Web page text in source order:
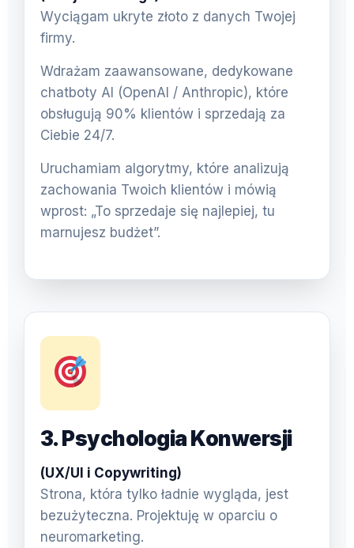
Wyciągam ukryte złoto z danych Twojej
firmy.
Wdrażam zaawansowane, dedykowane
chatboty AI (OpenAI / Anthropic), które
obsługują 90% klientów i sprzedają za
Ciebie 24/7.
Uruchamiam algorytmy, które analizują
zachowania Twoich klientów i mówią
wprost: „To sprzedaje się najlepiej, tu
marnujesz budżet”.
3. Psychologia Konwersji
(UX/UI i Copywriting)
Strona, która tylko ładnie wygląda, jest
bezużyteczna. Projektuję w oparciu o
neuromarketing.